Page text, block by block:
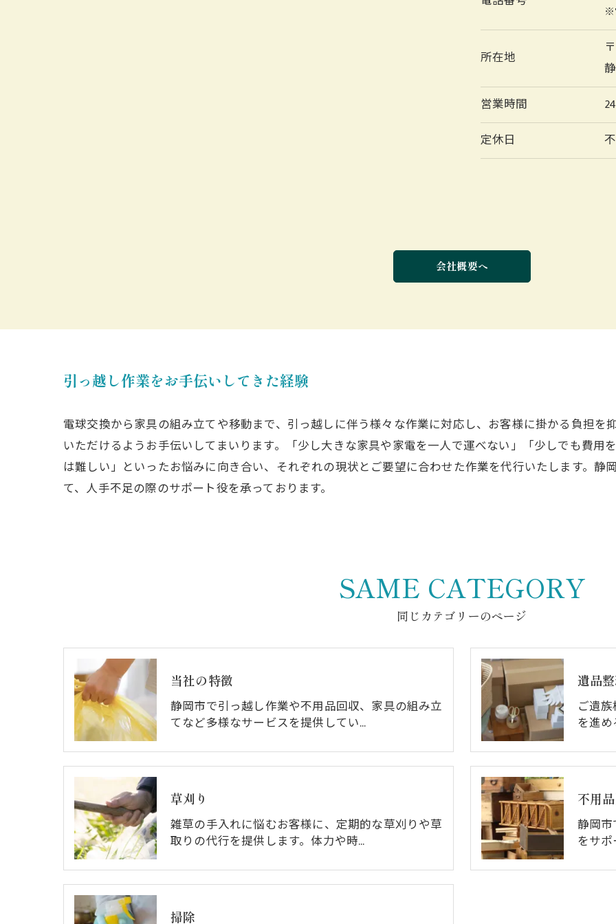
※
所在地
営業時間
定休日
会社概要へ
引っ越し作業をお手伝いしてきた経験
電球交換から家具の組み立てや移動まで、引っ越しに伴う様々な作業に対応し、お客様に掛かる負担を
いただけるようお手伝いしてまいります。「少し大きな家具や家電を一人で運べない」「少しでも費用
は難しい」といったお悩みに向き合い、それぞれの現状とご要望に合わせた作業を代行いたします。静
て、人手不足の際のサポート役を承っております。
同じカテゴリーのページ
SAME CATEGORY
当社の特徴
静岡市で引っ越し作業や不用品回収、家具の組み立
てなど多様なサービスを提供してい…
遺品
ご遺
を進
草刈り
雑草の手入れに悩むお客様に、定期的な草刈りや草
取りの代行を提供します。体力や時…
不用
静岡
をサ
掃除